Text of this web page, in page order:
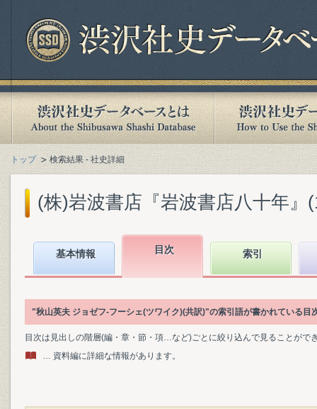
トップ 検索結果 - 社史詳細
(株)岩波書店『岩波書店八十年』
基本情報 目次 索引
"秋山英夫 ジョゼフ‐フーシェ(ツワイク)(共訳)"の索引語が書かれている目
目次は見出しの階層(編・章・節・項…など)ごとに絞り込んで見ることがで
… 資料編に詳細な情報があります。